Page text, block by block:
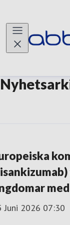
Juni 2026 07:30